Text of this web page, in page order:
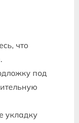
что
под
укладку